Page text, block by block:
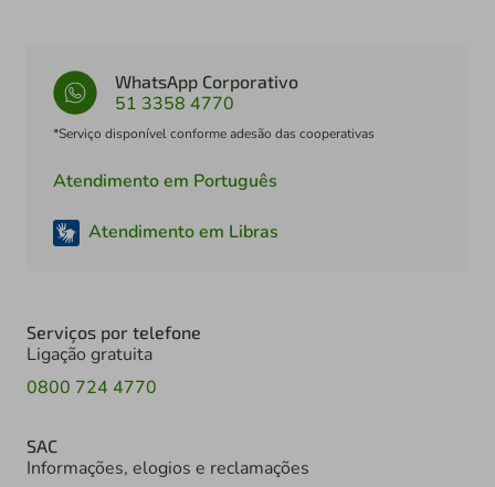
WhatsApp Corporativo
51 3358 4770
*Serviço disponível conforme adesão das cooperativas
Atendimento em Português
Atendimento em Libras
Serviços por telefone
Ligação gratuita
0800 724 4770
SAC
Informações, elogios e reclamações